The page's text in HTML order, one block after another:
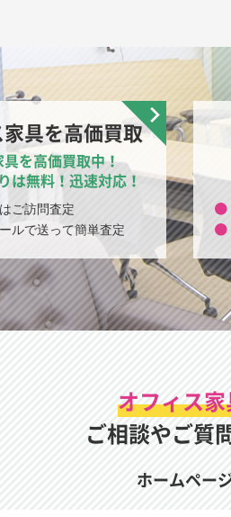
具を高価買取
を高価買取中！
は無料！迅速対応！
ご訪問査定
ルで送って簡単査定
オフィス
ご相談やご質
ホームペー